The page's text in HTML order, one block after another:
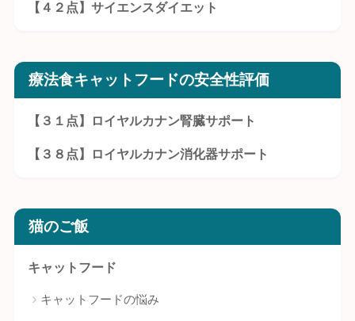
【４２点】サイエンスダイエット
療法食キャットフードの安全性評価
【３１点】ロイヤルカナン腎臓サポート
【３８点】ロイヤルカナン消化器サポート
猫のご飯
キャットフード
キャットフードの悩み